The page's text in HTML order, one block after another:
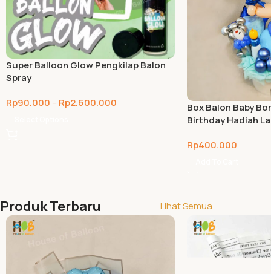
Super Balloon Glow Pengkilap Balon
Spray
Rp90.000 –Rp2.600.000
Box Balon Baby
Birthday Hadiah
Rp400.000
Produk Terbaru Lihat Semua